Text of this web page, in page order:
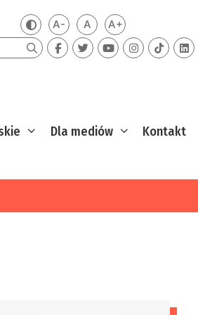
Zmień kontrast
A-Mniejsza czcionka
ADomyślna czcionka
A+Większa
Szukaj
Dla mediów Kontakt